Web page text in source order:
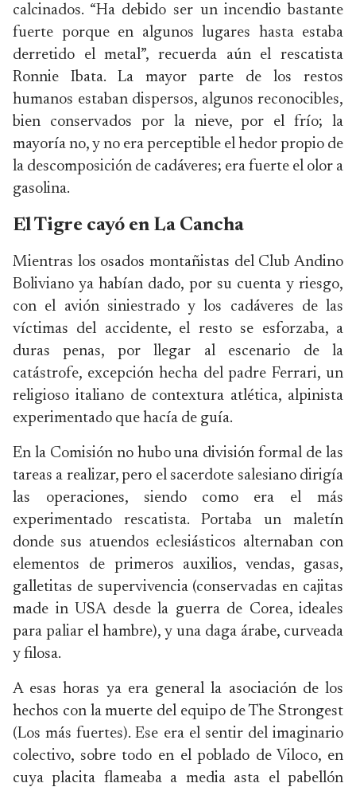
calcinados. “Ha debido ser un incendio bastante
fuerte porque en algunos lugares hasta estaba
derretido el metal”, recuerda aún el rescatista
Ronnie Ibata. La mayor parte de los restos
humanos estaban dispersos, algunos reconocibles,
bien conservados por la nieve, por el frío; la
mayoría no, y no era perceptible el hedor propio de
la descomposición de cadáveres; era fuerte el olor a
gasolina.
El Tigre cayó en La Cancha
Mientras los osados montañistas del Club Andino
Boliviano ya habían dado, por su cuenta y riesgo,
con el avión siniestrado y los cadáveres de las
víctimas del accidente, el resto se esforzaba, a
duras penas, por llegar al escenario de la
catástrofe, excepción hecha del padre Ferrari, un
religioso italiano de contextura atlética, alpinista
experimentado que hacía de guía.
En la Comisión no hubo una división formal de las
tareas a realizar, pero el sacerdote salesiano dirigía
las operaciones, siendo como era el más
experimentado rescatista. Portaba un maletín
donde sus atuendos eclesiásticos alternaban con
elementos de primeros auxilios, vendas, gasas,
galletitas de supervivencia (conservadas en cajitas
made in USA desde la guerra de Corea, ideales
para paliar el hambre), y una daga árabe, curveada
y filosa.
A esas horas ya era general la asociación de los
hechos con la muerte del equipo de The Strongest
(Los más fuertes). Ese era el sentir del imaginario
colectivo, sobre todo en el poblado de Viloco, en
cuya placita flameaba a media asta el pabellón